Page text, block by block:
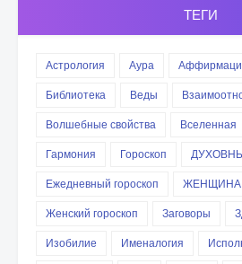
ТЕГИ
Астрология Аура
Библиотека
Веды
Волшебные свойства
Вселенная
Гармония
Гороскоп
Ежедневный гороскоп
ЖЕНЩИНА
Женский гороскоп
Заговоры
Изобилие
Именалогия